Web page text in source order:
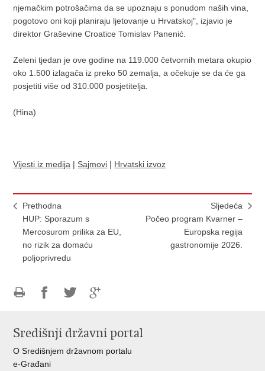
njemačkim potrošačima da se upoznaju s ponudom naših vina,
pogotovo oni koji planiraju ljetovanje u Hrvatskoj", izjavio je
direktor Graševine Croatice Tomislav Panenić.
Zeleni tjedan je ove godine na 119.000 četvornih metara okupio
oko 1.500 izlagača iz preko 50 zemalja, a očekuje se da će ga
posjetiti više od 310.000 posjetitelja.
(Hina)
Vijesti iz medija | Sajmovi | Hrvatski izvoz
Prethodna
HUP: Sporazum s
Mercosurom prilika za EU,
no rizik za domaću
poljoprivredu
Sljedeća
Počeo program Kvarner –
Europska regija
gastronomije 2026.
FacebookuTwitteruGoogle
Središnji državni portal
O Središnjem državnom portalu
e-Građani